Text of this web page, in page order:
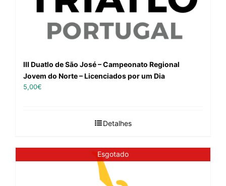
III Duatlo de São José – Campeonato Regional
Jovem do Norte – Licenciados por um Dia
5,00€
Detalhes
Esgotado